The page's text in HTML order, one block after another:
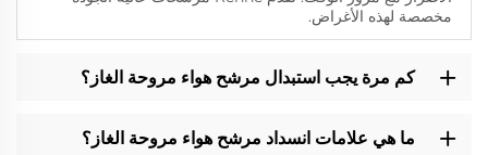
مخصصة لهذه الأغراض.
كم مرة يجب استبدال مرشح هواء مروحة الغاز؟
ما هي علامات انسداد مرشح هواء مروحة الغاز؟